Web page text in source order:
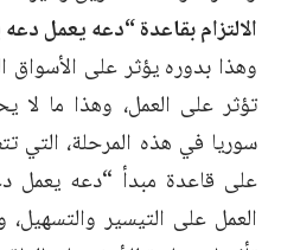
الالتزام بقاعدة “دعه يعمل
وهذا بدوره يؤثر على الأسواق
تؤثر على العمل، وهذا ما لا
سوريا في هذه المرحلة، التي
على قاعدة مبدأ “دعه يعمل
العمل على التيسير والتسهيل،